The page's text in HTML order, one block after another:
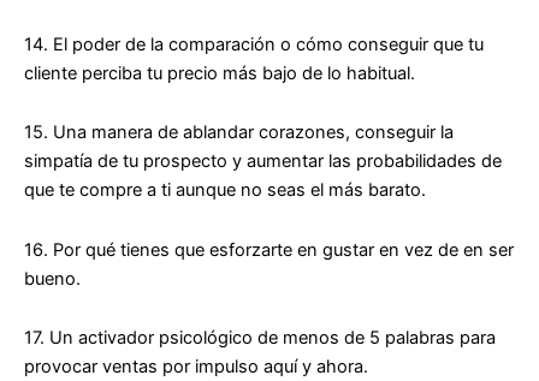
14. El poder de la comparación o cómo conseguir que tu
cliente perciba tu precio más bajo de lo habitual.
15. Una manera de ablandar corazones, conseguir la
simpatía de tu prospecto y aumentar las probabilidades de
que te compre a ti aunque no seas el más barato.
16. Por qué tienes que esforzarte en gustar en vez de en ser
bueno.
17. Un activador psicológico de menos de 5 palabras para
provocar ventas por impulso aquí y ahora.